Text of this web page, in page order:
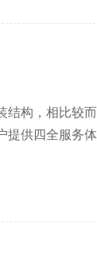
结构，相比较
供四全服务